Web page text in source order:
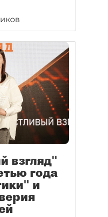
взгляд"
года
и